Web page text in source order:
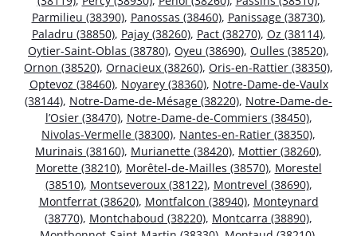
Parmilieu (38390), Panossas (38460), Panissage (38730),
Paladru (38850), Pajay (38260), Pact (38270), Oz (38114),
Oytier-Saint-Oblas (38780), Oyeu (38690), Oulles (38520),
Ornon (38520), Ornacieux (38260), Oris-en-Rattier (38350),
Optevoz (38460), Noyarey (38360), Notre-Dame-de-Vaulx
(38144), Notre-Dame-de-Mésage (38220), Notre-Dame-de-
l’Osier (38470), Notre-Dame-de-Commiers (38450),
Nivolas-Vermelle (38300), Nantes-en-Ratier (38350),
Murinais (38160), Murianette (38420), Mottier (38260),
Morette (38210), Morêtel-de-Mailles (38570), Morestel
(38510), Montseveroux (38122), Montrevel (38690),
Montferrat (38620), Montfalcon (38940), Monteynard
(38770), Montchaboud (38220), Montcarra (38890),